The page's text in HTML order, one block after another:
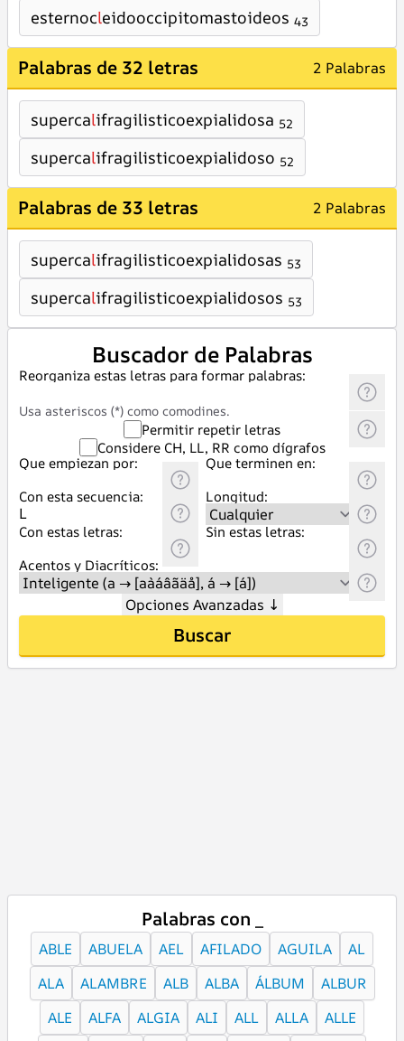
esternocleidooccipitomastoideos 43
Palabras de 32 letras 2 Palabras
supercalifragilisticoexpialidosa 52
supercalifragilisticoexpialidoso 52
Palabras de 33 letras 2 Palabras
supercalifragilisticoexpialidosas 53
supercalifragilisticoexpialidosos 53
Buscador de Palabras
Reorganiza estas letras para formar palabras:
Usa asteriscos (*) como comodines.
Permitir repetir letras
Considere CH, LL, RR como dígrafos
Que empiezan por:
Que terminen en:
Con esta secuencia:
Longitud:
Con estas letras:
Sin estas letras:
Acentos y Diacríticos:
Opciones Avanzadas ↓
Buscar
Palabras con _
ABLE ABUELA AEL AFILADO AGUILA
AL
ALA
ALAMBRE ALB ALBA ÁLBUM
ALBUR
ALE
ALFA ALGIA ALI ALL ALLA
ALLE